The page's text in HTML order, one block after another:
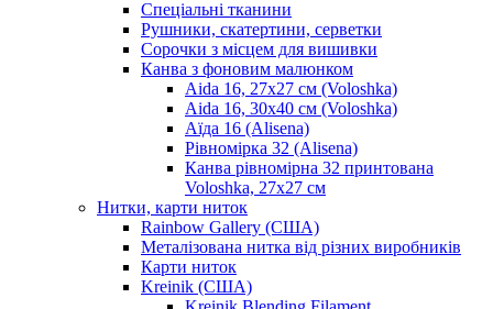
Спеціальні тканини
Рушники, скатертини, серветки
Сорочки з місцем для вишивки
Канва з фоновим малюнком
Aida 16, 27х27 см (Voloshka)
Aida 16, 30х40 см (Voloshka)
Аїда 16 (Alisena)
Рівномірка 32 (Alisena)
Канва рівномірна 32 принтована
Voloshka, 27х27 см
Нитки, карти ниток
Rainbow Gallery (США)
Металізована нитка від різних виробників
Карти ниток
Kreinik (США)